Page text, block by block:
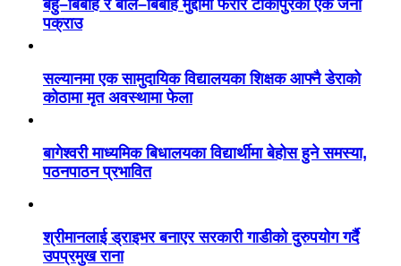
बहु–बिबाह र बाल–बिबाह मुद्दामा फरार टीकापुरका एक जना
पक्राउ
सल्यानमा एक सामुदायिक विद्यालयका शिक्षक आफ्नै डेराको
कोठामा मृत अवस्थामा फेला
बागेश्वरी माध्यमिक बिधालयका विद्यार्थीमा बेहोस हुने समस्या,
पठनपाठन प्रभावित
श्रीमानलाई ड्राइभर बनाएर सरकारी गाडीको दुरुपयोग गर्दै
उपप्रमुख राना